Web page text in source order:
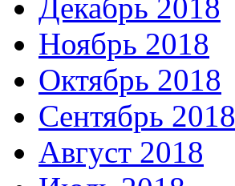
Декабрь 2018
Ноябрь 2018
Октябрь 2018
Сентябрь 2018
Август 2018